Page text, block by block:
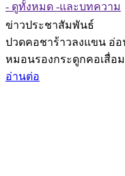
- ดูทั้งหมด -และบทความ
ข่าวประชาสัมพันธ์
ปวดคอชาร้าวลงแขน อ่อ
หมอนรองกระดูกคอเสื่อม
อ่านต่อ